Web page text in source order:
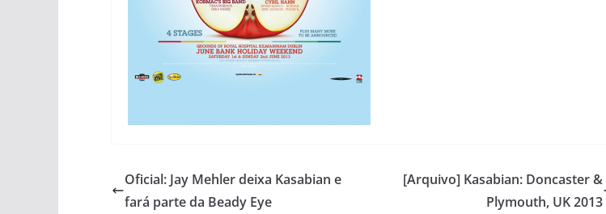
Oficial: Jay Mehler deixa Kasabian e
fará parte da Beady Eye
[Arquivo] Kasabian: Doncaster &
Plymouth, UK 2013